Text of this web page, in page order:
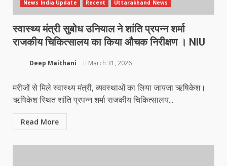
News India Update
Recent Uttarakhand News
स्वास्थ्य मंत्री सुबोध उनियाल ने शांति प्रपन्न शर्मा
राजकीय चिकित्सालय का किया औचक निरीक्षण । NIU
Deep Maithani March 31, 2026
मरीजों से मिले स्वास्थ्य मंत्री, व्यवस्थाओं का लिया जायजा ऋषिकेश।
ऋषिकेश स्थित शांति प्रपन्न शर्मा राजकीय चिकित्सालय...
Read More